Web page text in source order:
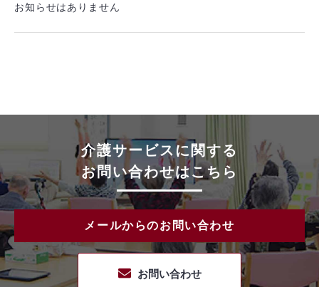
お知らせはありません
介護サービスに関する
お問い合わせはこちら
メールからのお問い合わせ
お問い合わせ